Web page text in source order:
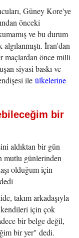
Güney Kore'ye
önceki
ve bu durum
İran'dan
maçlardan önce milli
siyasi baskı ve
ile ülkelerine
bir
aldıktan bir gün
mutlu günlerinden
olduğum için
takım arkadaşıyla
kendileri için çok
bir belge değil,
bir yer" dedi.